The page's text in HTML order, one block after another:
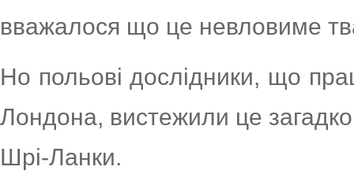
вважалося що це невловиме
Но польові дослідники, що
Лондона, вистежили це
Шрі-Ланки.